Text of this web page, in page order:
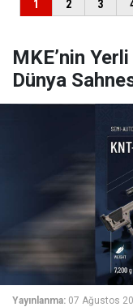
MKE’nin
Dünya
Yayınlanma: 07 Ağustos